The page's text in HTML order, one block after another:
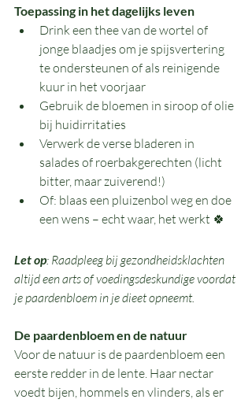
Toepassing in het dagelijks leven
Drink een thee van de wortel of
jonge blaadjes om je spijsvertering
te ondersteunen of als reinigende
kuur in het voorjaar
Gebruik de bloemen in siroop of olie
bij huidirritaties
Verwerk de verse bladeren in
salades of roerbakgerechten (licht
bitter, maar zuiverend!)
Of: blaas een pluizenbol weg en doe
een wens – echt waar, het werkt 🍀
Let op: Raadpleeg bij gezondheidsklachten
altijd een arts of voedingsdeskundige voordat
je paardenbloem in je dieet opneemt.
De paardenbloem en de natuur
Voor de natuur is de paardenbloem een
eerste redder in de lente. Haar nectar
voedt bijen, hommels en vlinders, als er